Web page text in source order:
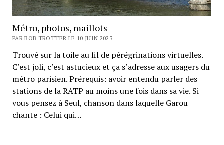
Métro, photos, maillots
PAR BOB TROTTER LE 10 JUIN 2023
Trouvé sur la toile au fil de pérégrinations virtuelles.
C’est joli, c’est astucieux et ça s’adresse aux usagers du
métro parisien. Prérequis: avoir entendu parler des
stations de la RATP au moins une fois dans sa vie. Si
vous pensez à Seul, chanson dans laquelle Garou
chante : Celui qui…